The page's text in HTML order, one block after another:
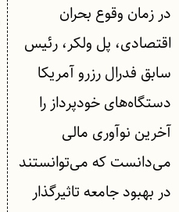
در زمان وقوع بحران
اقتصادی، پل ولکر، رئیس
سابق فدرال رزرو آمریکا
دستگاه‌های خودپرداز را
آخرین نوآوری مالی
می‌دانست که می‌توانستند
در بهبود جامعه تاثیرگذار